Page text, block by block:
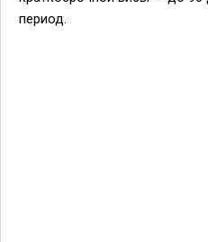
период.